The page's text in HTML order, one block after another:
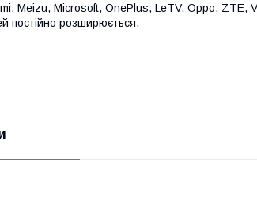
Meizu, Microsoft, OnePlus, LeTV, Oppo, ZTE,
постійно розширюється.